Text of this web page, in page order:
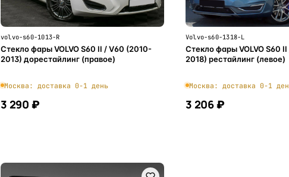
volvo-s60-1013-R
Стекло фары VOLVO S60 II / V60 (2010-
2013) дорестайлинг (правое)
Москва: доставка 0-1 день
3 290 ₽
Volvo-s60-1318-L
Стекло фары VOLVO S60
2018) рестайлинг (левое)
Москва: доставка 0-1
3 206 ₽